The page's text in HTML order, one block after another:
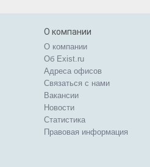
О компании
О компании
Об Exist.ru
Адреса офисов
Связаться с нами
Вакансии
Новости
Статистика
Правовая информация